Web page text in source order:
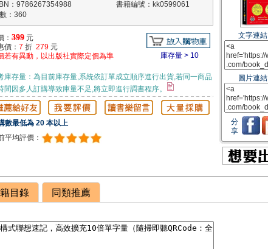
：9786267354988
書籍編號：kk0599061
：360
： 399 元
價： 7 折 279 元
若有異動，以出版社實際定價為準
庫存量 > 10
庫存量：為目前庫存量,系統依訂單成立順序進行出貨,若同一商品
間因多人訂購導致庫量不足,將立即進行調書程序。
數最低為 20 本以上
平均評價：
文字連結
圖片連結
分
享
目錄 同類推薦